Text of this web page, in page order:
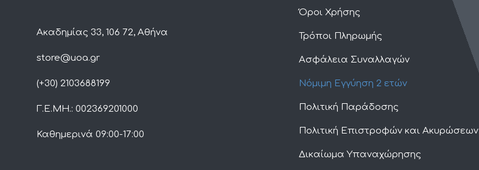
Ακαδημίας 33, 106 72, Αθήνα
store@uoa.gr
(+30) 2103688199
Γ.Ε.ΜΗ.: 002369201000
Καθημερινά 09:00-17:00​
Όροι Χρήσης
Τρόποι Πληρωμής
Ασφάλεια Συναλλαγών
Νόμιμη Εγγύηση 2 ετών
Πολιτική Παράδοσης
Πολιτική Επιστροφών και Ακυρώσεων
Δικαίωμα Υπαναχώρησης